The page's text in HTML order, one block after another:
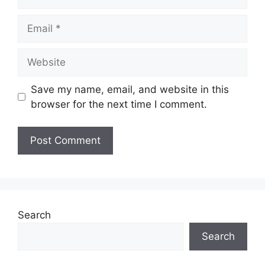
Save my name, email, and website in this
browser for the next time I comment.
Search
Search